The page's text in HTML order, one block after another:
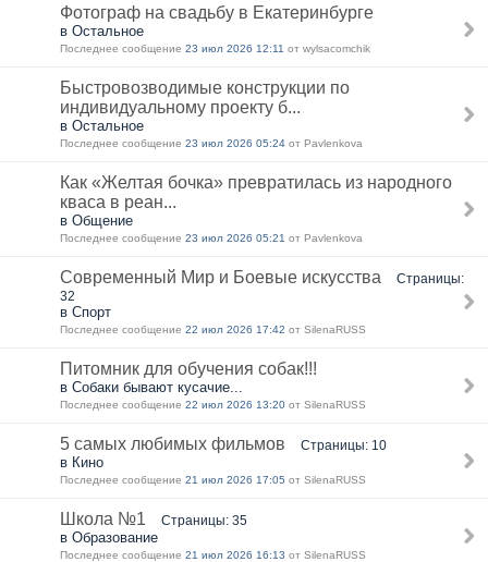
Фотограф на свадьбу в Екатеринбурге
в Остальное
Последнее сообщение 23 июл 2026 12:11 от wylsacomchik
Быстровозводимые конструкции по
индивидуальному проекту б...
в Остальное
Последнее сообщение 23 июл 2026 05:24 от Pavlenkova
Как «Желтая бочка» превратилась из народного
кваса в реан...
в Общение
Последнее сообщение 23 июл 2026 05:21 от Pavlenkova
Современный Мир и Боевые искусства
Страницы:
32
в Спорт
Последнее сообщение 22 июл 2026 17:42 от SilenaRUSS
Питомник для обучения собак!!!
в Собаки бывают кусачие...
Последнее сообщение 22 июл 2026 13:20 от SilenaRUSS
5 самых любимых фильмов Страницы: 10
в Кино
Последнее сообщение 21 июл 2026 17:05 от SilenaRUSS
Школа №1 Страницы: 35
в Образование
Последнее сообщение 21 июл 2026 16:13 от SilenaRUSS